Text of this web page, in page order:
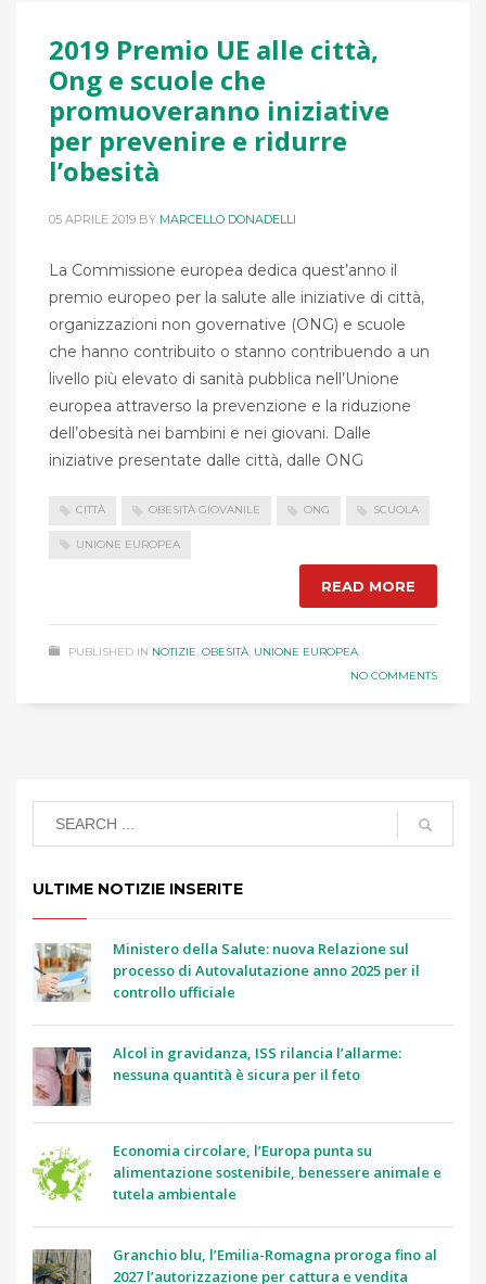
2019 Premio UE alle città,
Ong e scuole che
promuoveranno iniziative
per prevenire e ridurre
l’obesità
05 APRILE 2019 BY MARCELLO DONADELLI
La Commissione europea dedica quest’anno il
premio europeo per la salute alle iniziative di città,
organizzazioni non governative (ONG) e scuole
che hanno contribuito o stanno contribuendo a un
livello più elevato di sanità pubblica nell’Unione
europea attraverso la prevenzione e la riduzione
dell’obesità nei bambini e nei giovani. Dalle
iniziative presentate dalle città, dalle ONG
CITTÀ OBESITÀ GIOVANILE ONG SCUOLA
UNIONE EUROPEA
READ MORE
PUBLISHED IN NOTIZIE, OBESITÀ, UNIONE EUROPEA
NO COMMENTS
ULTIME NOTIZIE INSERITE
Ministero della Salute: nuova Relazione sul
processo di Autovalutazione anno 2025 per il
controllo ufficiale
Alcol in gravidanza, ISS rilancia l’allarme:
nessuna quantità è sicura per il feto
Economia circolare, l’Europa punta su
alimentazione sostenibile, benessere animale e
tutela ambientale
Granchio blu, l’Emilia-Romagna proroga fino al
2027 l’autorizzazione per cattura e vendita